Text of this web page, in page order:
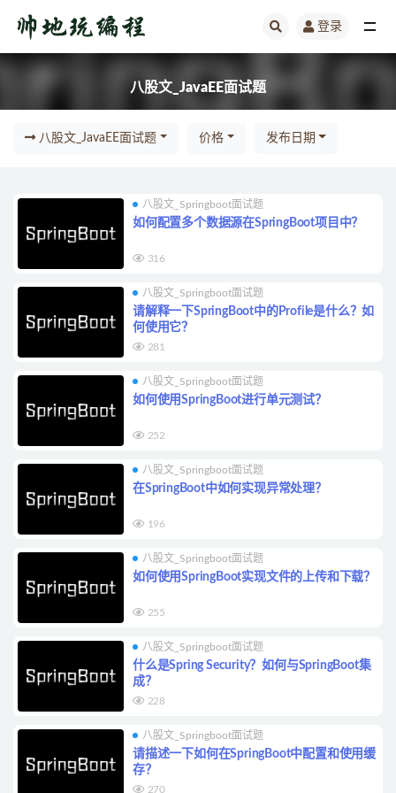
登录
八股文_JavaEE面试题
八股文_JavaEE面试题 价格 发布日期
八股文_Springboot面试题
如何配置多个数据源在SpringBoot项目中？
316
八股文_Springboot面试题
请解释一下SpringBoot中的Profile是什么？如
何使用它？
281
八股文_Springboot面试题
如何使用SpringBoot进行单元测试？
252
八股文_Springboot面试题
在SpringBoot中如何实现异常处理？
196
八股文_Springboot面试题
如何使用SpringBoot实现文件的上传和下载？
255
八股文_Springboot面试题
什么是Spring Security？如何与SpringBoot集
成？
228
八股文_Springboot面试题
请描述一下如何在SpringBoot中配置和使用缓
存？
270